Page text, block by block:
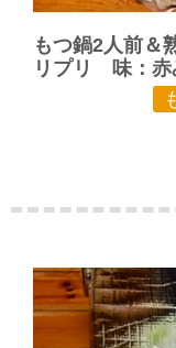
もつ鍋2人前
リプリ 味：赤